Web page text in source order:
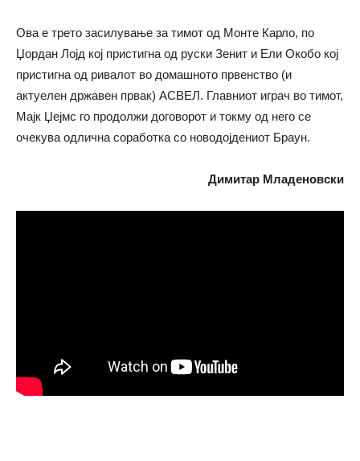
Ова е трето засилување за тимот од Монте Карло, по
Џордан Лојд кој пристигна од руски Зенит и Ели Окобо кој
пристигна од ривалот во домашното првенство (и
актуелен државен првак) АСВЕЛ. Главниот играч во тимот,
Мајк Џејмс го продолжи договорот и токму од него се
очекува одлична соработка со новодојдениот Браун.
Димитар Младеновски